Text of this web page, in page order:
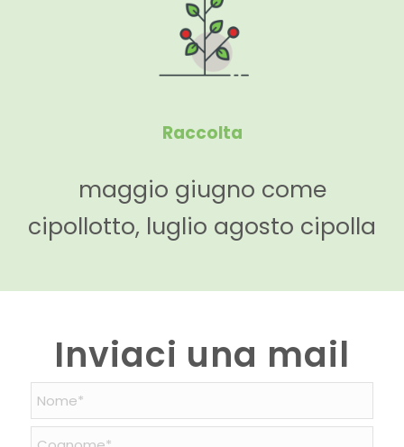
Raccolta
maggio giugno come
cipollotto, luglio agosto cipolla
Inviaci una mail
Nome
Nome